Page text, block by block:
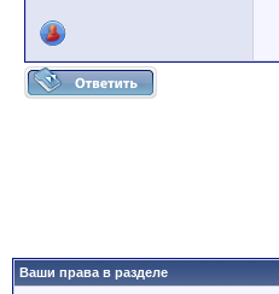
Ваши права в разделе